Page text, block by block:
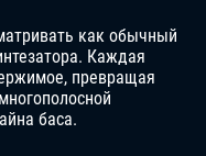
как обычный
Каждая
превращая
баса.